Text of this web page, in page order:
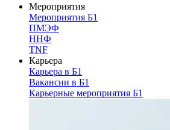
Мероприятия
Мероприятия Б1
ПМЭФ
ННФ
TNF
Карьера
Карьера в Б1
Вакансии в Б1
Карьерные мероприятия Б1